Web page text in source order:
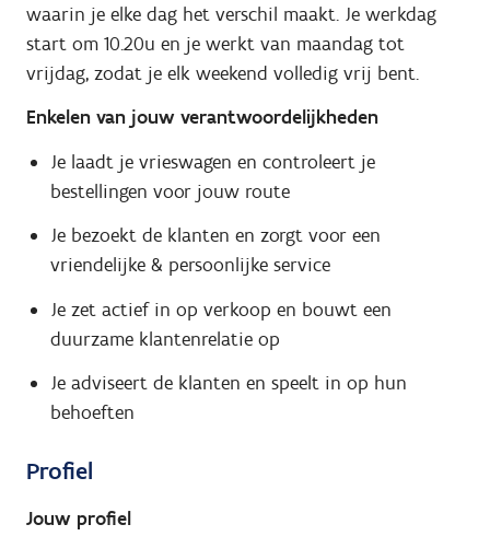
waarin je elke dag het verschil maakt. Je werkdag
start om 10.20u en je werkt van maandag tot
vrijdag, zodat je elk weekend volledig vrij bent.
Enkelen van jouw verantwoordelijkheden
Je laadt je vrieswagen en controleert je
bestellingen voor jouw route
Je bezoekt de klanten en zorgt voor een
vriendelijke & persoonlijke service
Je zet actief in op verkoop en bouwt een
duurzame klantenrelatie op
Je adviseert de klanten en speelt in op hun
behoeften
Profiel
Jouw profiel